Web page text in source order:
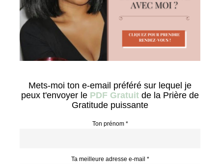
Mets-moi ton e-email préféré sur lequel je
peux t'envoyer le PDF Gratuit de la Prière de
Gratitude puissante
Ton prénom *
Ta meilleure adresse e-mail *